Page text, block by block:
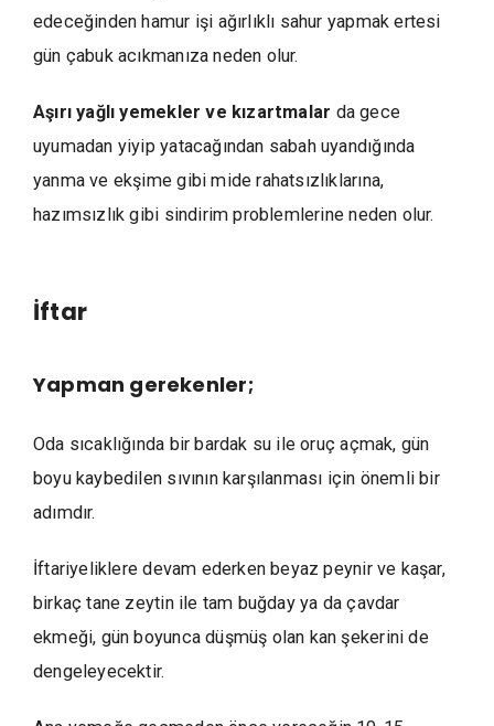
edeceğinden hamur işi ağırlıklı sahur yapmak ertesi
gün çabuk acıkmanıza neden olur.
Aşırı yağlı yemekler ve kızartmalar da gece
uyumadan yiyip yatacağından sabah uyandığında
yanma ve ekşime gibi mide rahatsızlıklarına,
hazımsızlık gibi sindirim problemlerine neden olur.
İftar
Yapman gerekenler;
Oda sıcaklığında bir bardak su ile oruç açmak, gün
boyu kaybedilen sıvının karşılanması için önemli bir
adımdır.
İftariyeliklere devam ederken beyaz peynir ve kaşar,
birkaç tane zeytin ile tam buğday ya da çavdar
ekmeği, gün boyunca düşmüş olan kan şekerini de
dengeleyecektir.